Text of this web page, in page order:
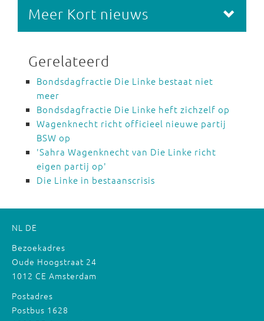
Meer Kort nieuws
Gerelateerd
Bondsdagfractie Die Linke bestaat niet
meer
Bondsdagfractie Die Linke heft zichzelf op
Wagenknecht richt officieel nieuwe partij
BSW op
'Sahra Wagenknecht van Die Linke richt
eigen partij op'
Die Linke in bestaanscrisis
NL DE
Bezoekadres
Oude Hoogstraat 24
1012 CE Amsterdam
Postadres
Postbus 1628